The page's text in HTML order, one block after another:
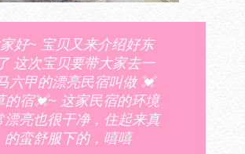
好~ 宝贝又来介绍好东
这次宝贝要带大家去一
六甲的漂亮民宿叫做 💓
的宿💓~ 这家民宿的环境
漂亮也很干净，住起来真
的蛮舒服下的，嘻嘻